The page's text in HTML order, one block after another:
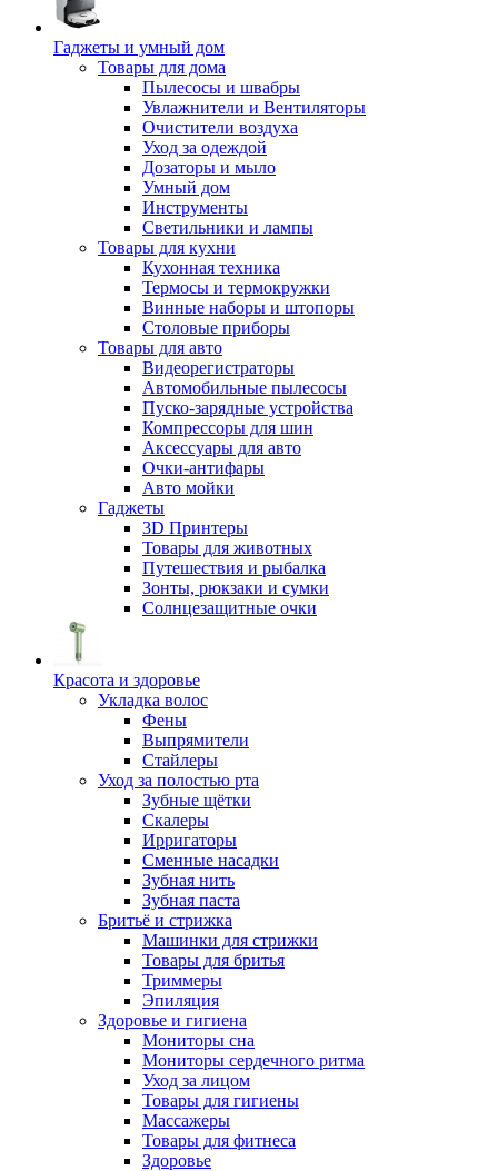
Гаджеты и умный дом
Товары для дома
Пылесосы и швабры
Увлажнители и Вентиляторы
Очистители воздуха
Уход за одеждой
Дозаторы и мыло
Умный дом
Инструменты
Светильники и лампы
Товары для кухни
Кухонная техника
Термосы и термокружки
Винные наборы и штопоры
Столовые приборы
Товары для авто
Видеорегистраторы
Автомобильные пылесосы
Пуско-зарядные устройства
Компрессоры для шин
Аксессуары для авто
Очки-антифары
Авто мойки
Гаджеты
3D Принтеры
Товары для животных
Путешествия и рыбалка
Зонты, рюкзаки и сумки
Солнцезащитные очки
Красота и здоровье
Укладка волос
Фены
Выпрямители
Стайлеры
Уход за полостью рта
Зубные щётки
Скалеры
Ирригаторы
Сменные насадки
Зубная нить
Зубная паста
Бритьё и стрижка
Машинки для стрижки
Товары для бритья
Триммеры
Эпиляция
Здоровье и гигиена
Мониторы сна
Мониторы сердечного ритма
Уход за лицом
Товары для гигиены
Массажеры
Товары для фитнеса
Здоровье